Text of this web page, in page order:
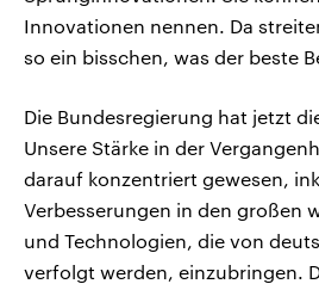
Innovationen nennen. Da
so ein bisschen, was der beste
Die Bundesregierung hat jetzt
Unsere Stärke in der
darauf konzentriert gewesen,
Verbesserungen in den großen
und Technologien, die von
verfolgt werden, einzubringen.